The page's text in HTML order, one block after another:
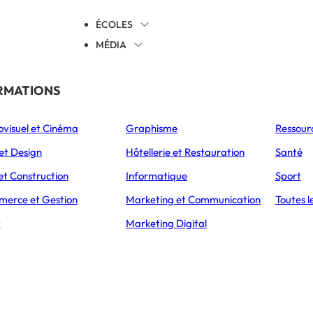
ÉCOLES
MÉDIA
Éducation
L’Express Éducation
Bachelors
Masters
et Cinéma
Design
Construction
et Gestion
Graphisme
Hôtellerie et Restauration
Informatique
Marketing et Communication
Marketing Digital
Santé
Sport
Toutes
ARTICLES APPRENDRE À HARVARD OU